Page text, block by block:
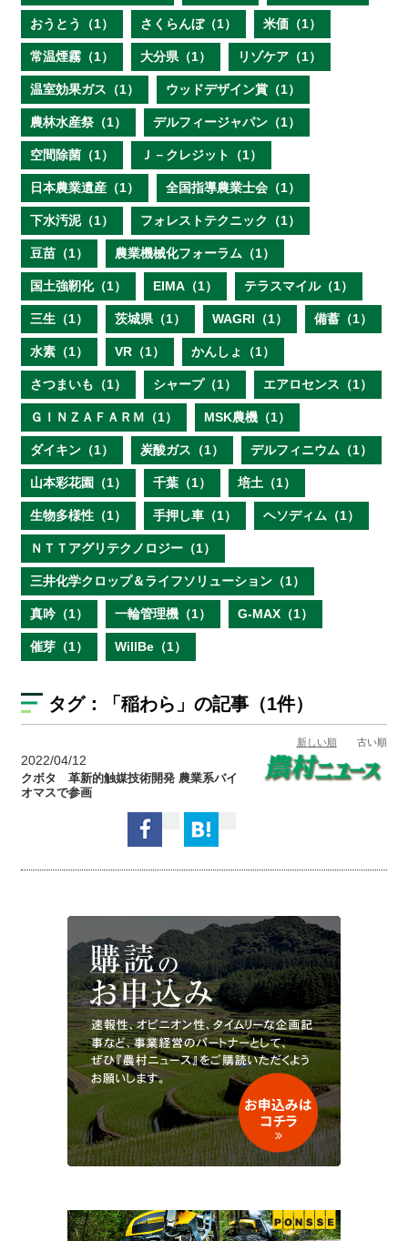
おうとう（1） さくらんぼ（1） 米価（1）
常温煙霧（1） 大分県（1） リゾケア（1）
温室効果ガス（1） ウッドデザイン賞（1）
農林水産祭（1） デルフィージャパン（1）
空間除菌（1） Ｊ－クレジット（1）
日本農業遺産（1） 全国指導農業士会（1）
下水汚泥（1） フォレストテクニック（1）
豆苗（1） 農業機械化フォーラム（1）
国土強靭化（1） EIMA（1） テラスマイル（1）
三生（1） 茨城県（1） WAGRI（1） 備蓄（1）
水素（1） VR（1） かんしょ（1）
さつまいも（1） シャープ（1） エアロセンス（1）
ＧＩＮＺＡＦＡＲＭ（1） MSK農機（1）
ダイキン（1） 炭酸ガス（1） デルフィニウム（1）
山本彩花園（1） 千葉（1） 培土（1）
生物多様性（1） 手押し車（1） ヘソディム（1）
ＮＴＴアグリテクノロジー（1）
三井化学クロップ＆ライフソリューション（1）
真吟（1） 一輪管理機（1） G-MAX（1）
催芽（1） WillBe（1）
タグ： 「稲わら」の記事（1件）
新しい順 古い順
2022/04/12
クボタ 革新的触媒技術開発 農業系バイ
オマスで参画